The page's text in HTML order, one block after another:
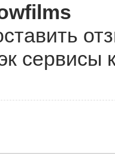
сервисы